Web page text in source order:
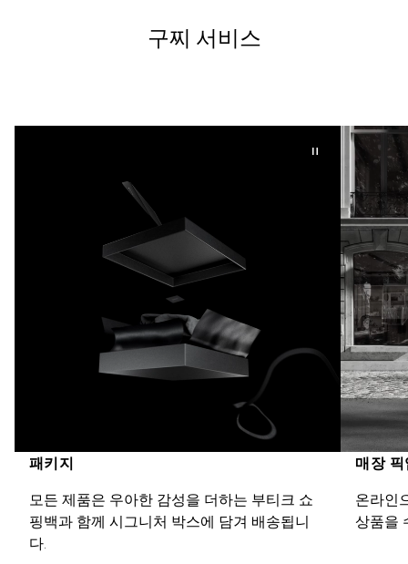
구찌 서비스
패키지
모든 제품은 우아한 감성을 더하는 부티크 쇼
핑백과 함께 시그니처 박스에 담겨 배송됩니
다.
매장 픽
온라인
상품을